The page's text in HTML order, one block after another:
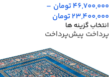
46,700,000تومان –
23,400,000تومان
انتخاب گزینه ها
پرداخت پیش‌پرداخت